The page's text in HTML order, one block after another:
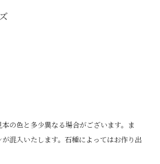
の色と多少異なる場合がございます。ま
混入いたします。石種によってはお作り出